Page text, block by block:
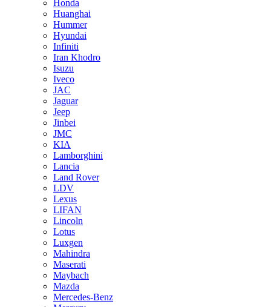
Honda
Huanghai
Hummer
Hyundai
Infiniti
Iran Khodro
Isuzu
Iveco
JAC
Jaguar
Jeep
Jinbei
JMC
KIA
Lamborghini
Lancia
Land Rover
LDV
Lexus
LIFAN
Lincoln
Lotus
Luxgen
Mahindra
Maserati
Maybach
Mazda
Mercedes-Benz